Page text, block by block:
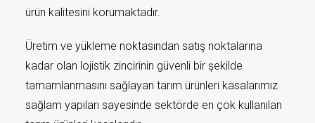
ürün kalitesini korumaktadır.
Üretim ve yükleme noktasından satış noktalarına
kadar olan lojistik zincirinin güvenli bir şekilde
tamamlanmasını sağlayan tarım ürünleri kasalarımız
sağlam yapıları sayesinde sektörde en çok kullanılan